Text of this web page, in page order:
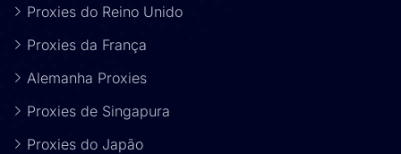
Proxies do Reino Unido
Proxies da França
Alemanha Proxies
Proxies de Singapura
Proxies do Japão